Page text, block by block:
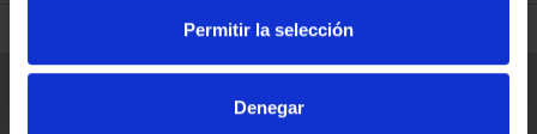
Permitir la selección
Denegar
Contacto